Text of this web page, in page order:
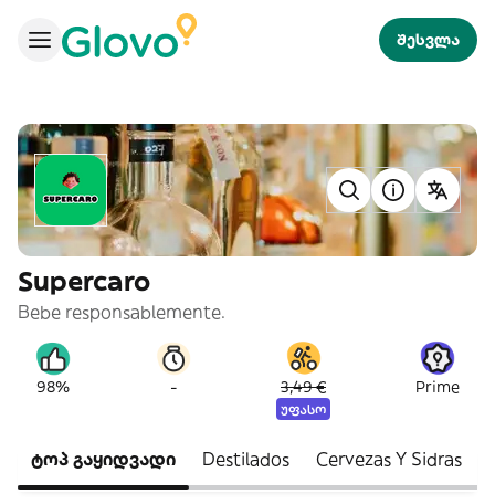
შესვლა
Supercaro
Bebe responsablemente.
98% - 3,49 €
უფასო
Prime
ტოპ გაყიდვადი Destilados Cervezas Y Sidras